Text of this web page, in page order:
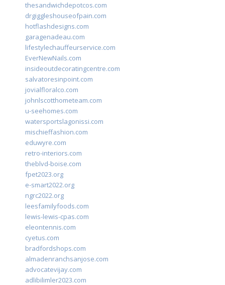
thesandwichdepotcos.com
drgiggleshouseofpain.com
hotflashdesigns.com
garagenadeau.com
lifestylechauffeurservice.com
EverNewNails.com
insideoutdecoratingcentre.com
salvatoresinpoint.com
jovialfloralco.com
johnlscotthometeam.com
u-seehomes.com
watersportslagonissi.com
mischieffashion.com
eduwyre.com
retro-interiors.com
theblvd-boise.com
fpet2023.org
e-smart2022.org
ngrc2022.org
leesfamilyfoods.com
lewis-lewis-cpas.com
eleontennis.com
cyetus.com
bradfordshops.com
almadenranchsanjose.com
advocatevijay.com
adlibilimler2023.com